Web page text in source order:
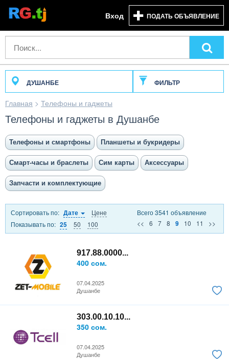
Вход ПОДАТЬ ОБЪЯВЛЕНИЕ
ДУШАНБЕ ФИЛЬТР
Главная > Телефоны и гаджеты
Телефоны и гаджеты в Душанбе
Телефоны и смартфоны Планшеты и букридеры
Смарт-часы и браслеты Сим карты Аксессуары
Запчасти и комплектующие
Сортировать по: Дате
Цене
Показывать по: 25 50 100
Всего 3541 объявление
<<
6 7 8 9 10 11 >>
917.88.0000...
400 сом.
07.04.2025
Душанбе
303.00.10.10...
350 сом.
07.04.2025
Душанбе